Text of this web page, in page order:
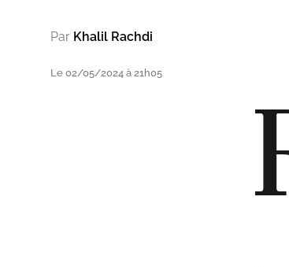
Par Khalil Rachdi
Le 02/05/2024 à 21h05